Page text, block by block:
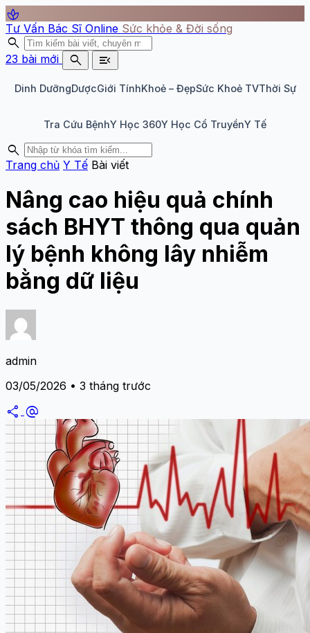
spa
Tư Vấn Bác Sĩ Online Sức khỏe & Đời sống
search
23 bài mới search menu_open
Dinh DưỡngDượcGiới TínhKhoẻ – ĐẹpSức Khoẻ TVThời Sự
Tra Cứu BệnhY Học 360Y Học Cổ TruyềnY Tế
search
Trang chủ Y Tế Bài viết
Nâng cao hiệu quả chính
sách BHYT thông qua quản
lý bệnh không lây nhiễm
bằng dữ liệu
admin
03/05/2026 • 3 tháng trước
share alternate_email